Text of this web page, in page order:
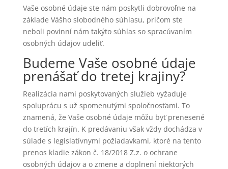
Vaše osobné údaje ste nám poskytli dobrovoľne na
základe Vášho slobodného súhlasu, pričom ste
neboli povinní nám takýto súhlas so spracúvaním
osobných údajov udeliť.
Budeme Vaše osobné údaje
prenášať do tretej krajiny?
Realizácia nami poskytovaných služieb vyžaduje
spoluprácu s už spomenutými spoločnosťami. To
znamená, že Vaše osobné údaje môžu byť prenesené
do tretích krajín. K predávaniu však vždy dochádza v
súlade s legislatívnymi požiadavkami, ktoré na tento
prenos kladie zákon č. 18/2018 Z.z. o ochrane
osobných údajov a o zmene a doplnení niektorých